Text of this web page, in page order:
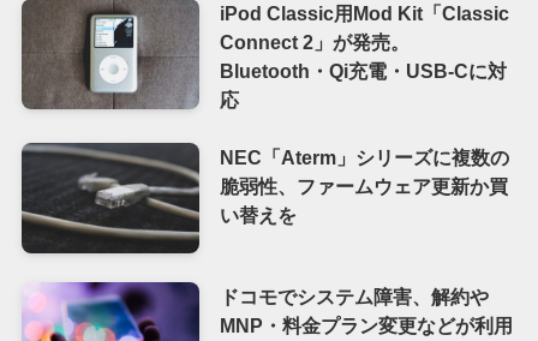
iPod Classic用Mod Kit「Classic
Connect 2」が発売。
Bluetooth・Qi充電・USB-Cに対
応
NEC「Aterm」シリーズに複数の
脆弱性、ファームウェア更新か買
い替えを
ドコモでシステム障害、解約や
MNP・料金プラン変更などが利用